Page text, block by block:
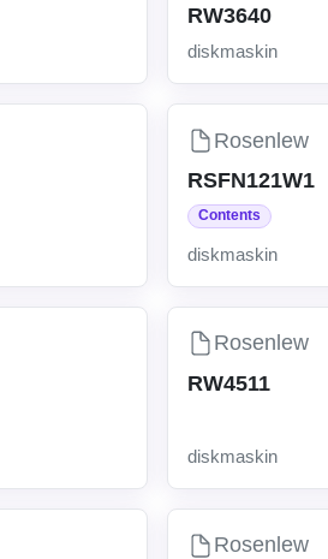
RW3640
diskmaskin
Rosenlew
RSFN121W1
Contents
diskmaskin
Rosenlew
RW4511
diskmaskin
Rosenlew